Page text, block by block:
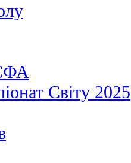
Світу 2025